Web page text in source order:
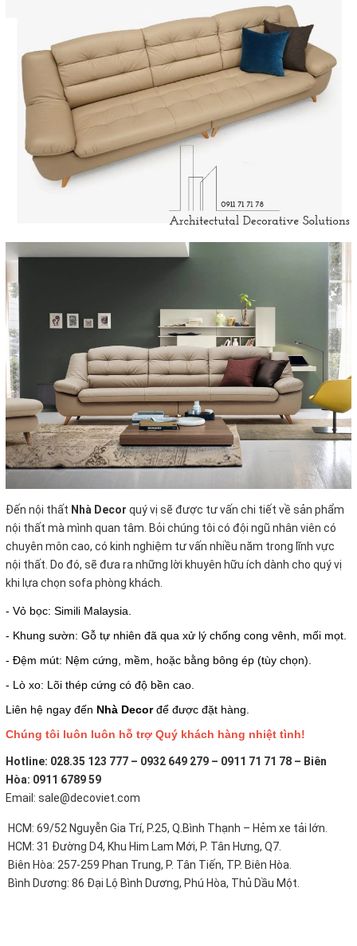
Đến nội thất Nhà Decor quý vị sẽ được tư vấn chi tiết về sản phẩm
nội thất mà mình quan tâm. Bỏi chúng tôi có đội ngũ nhân viên có
chuyên môn cao, có kinh nghiệm tư vấn nhiều năm trong lĩnh vực
nội thất. Do đó, sẽ đưa ra những lời khuyên hữu ích dành cho quý vị
khi lựa chọn sofa phòng khách.
- Vỏ bọc: Simili Malaysia.
- Khung sườn: Gỗ tự nhiên đã qua xử lý chống cong vênh, mối mọt.
- Đệm mút: Nệm cứng, mềm, hoặc bằng bông ép (tùy chọn).
- Lò xo: Lõi thép cứng có độ bền cao.
Liên hệ ngay đến Nhà Decorđể được đặt hàng.
Chúng tôi luôn luôn hỗ trợ Quý khách hàng nhiệt tình!
Hotline: 028.35 123 777 – 0932 649 279 – 0911 71 71 78 – Biên
Hòa: 0911 6789 59
Email: sale@decoviet.com
HCM: 69/52 Nguyễn Gia Trí, P.25, Q.Bình Thạnh – Hẻm xe tải lớn.
HCM: 31 Đường D4, Khu Him Lam Mới, P. Tân Hưng, Q7.
Biên Hòa: 257-259 Phan Trung, P. Tân Tiến, TP. Biên Hòa.
Bình Dương: 86 Đại Lộ Bình Dương, Phú Hòa, Thủ Dầu Một.